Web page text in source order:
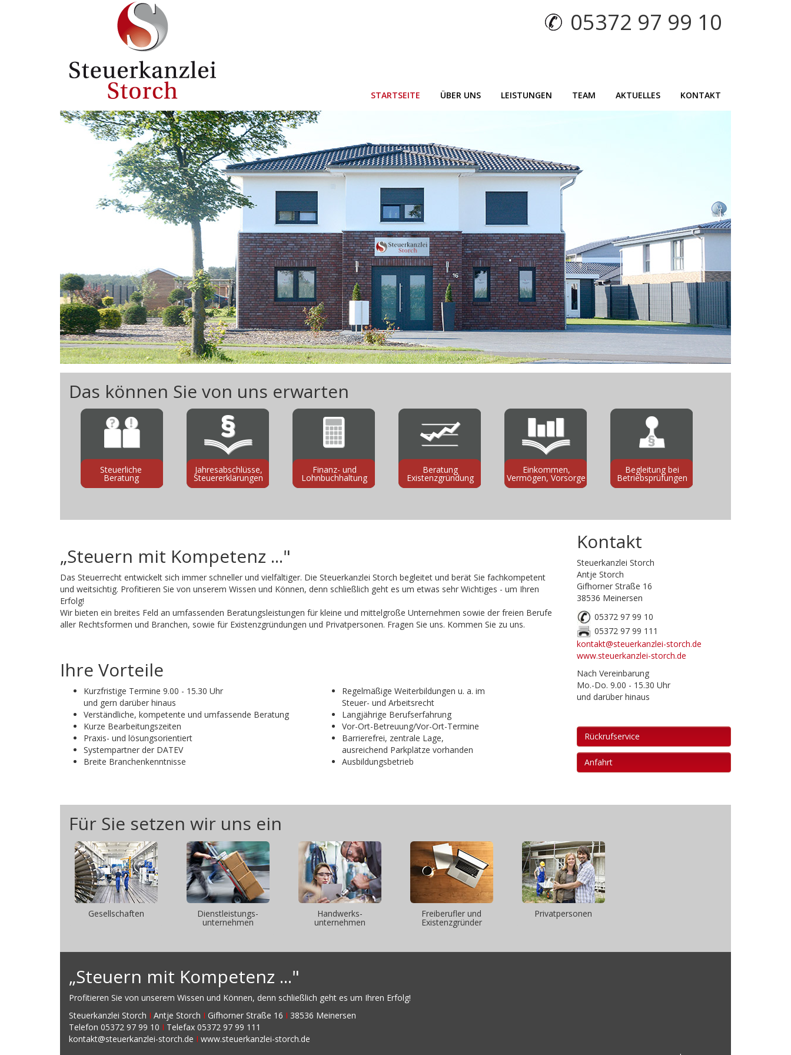
05372 97 99 10
STARTSEITE ÜBER UNS LEISTUNGEN TEAM AKTUELLES KONTAKT
Das können Sie von uns erwarten
Steuerliche
Beratung
Jahresabschlüsse,
Steuererklärungen
Finanz- und
Lohnbuchhaltung
Beratung
Existenzgründung
Einkommen,
Vermögen, Vorsorge
Begleitung bei
Betriebsprüfungen
„Steuern mit Kompetenz ..."
Das Steuerrecht entwickelt sich immer schneller und vielfältiger. Die Steuerkanzlei Storch begleitet und berät Sie fachkompetent
und weitsichtig. Profitieren Sie von unserem Wissen und Können, denn schließlich geht es um etwas sehr Wichtiges - um Ihren
Erfolg!
Wir bieten ein breites Feld an umfassenden Beratungsleistungen für kleine und mittelgroße Unternehmen sowie der freien Berufe
aller Rechtsformen und Branchen, sowie für Existenzgründungen und Privatpersonen. Fragen Sie uns. Kommen Sie zu uns.
Ihre Vorteile
Kurzfristige Termine 9.00 - 15.30 Uhr
und gern darüber hinaus
Verständliche, kompetente und umfassende Beratung
Kurze Bearbeitungszeiten
Praxis- und lösungsorientiert
Systempartner der DATEV
Breite Branchenkenntnisse
Regelmäßige Weiterbildungen u. a. im
Steuer- und Arbeitsrecht
Langjährige Berufserfahrung
Vor-Ort-Betreuung/Vor-Ort-Termine
Barrierefrei, zentrale Lage,
ausreichend Parkplätze vorhanden
Ausbildungsbetrieb
Kontakt
Steuerkanzlei Storch
Antje Storch
Gifhorner Straße 16
38536 Meinersen
05372 97 99 10
05372 97 99 111
kontakt@steuerkanzlei-storch.de
www.steuerkanzlei-storch.de
Nach Vereinbarung
Mo.-Do. 9.00 - 15.30 Uhr
und darüber hinaus
Rückrufservice
Anfahrt
Für Sie setzen wir uns ein
Gesellschaften Dienstleistungs-
unternehmen
Handwerks-
unternehmen
Freiberufler und
Existenzgründer
Privatpersonen
„Steuern mit Kompetenz ..."
Profitieren Sie von unserem Wissen und Können, denn schließlich geht es um Ihren Erfolg!
Steuerkanzlei Storch I Antje Storch I Gifhorner Straße 16 I 38536 Meinersen
Telefon 05372 97 99 10 I Telefax 05372 97 99 111
kontakt@steuerkanzlei-storch.de I www.steuerkanzlei-storch.de